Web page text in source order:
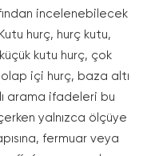
incelenebilecek
hurç, hurç kutu,
kutu hurç, çok
içi hurç, baza altı
arama ifadeleri bu
yalnızca ölçüye
fermuar veya